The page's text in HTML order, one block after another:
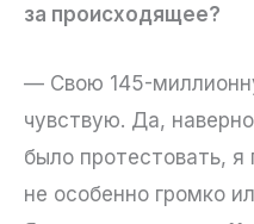
за происходящее?
— Свою 145-
чувствую. Да,
было протестовать, я
не особенно громко